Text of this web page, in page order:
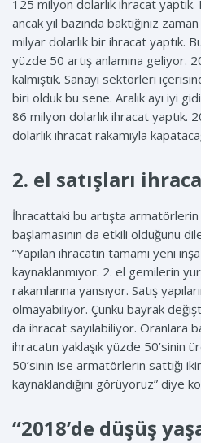
125 milyon dolarlık ihracat
ancak yıl bazında baktığınız
milyar dolarlık bir ihracat yaptık.
yüzde 50 artış anlamına geliyor.
kalmıştık. Sanayi sektörleri
biri olduk bu sene. Aralık ayı iyi
86 milyon dolarlık ihracat yaptık.
dolarlık ihracat rakamıyla
2. el satışları
İhracattaki bu artışta
başlamasının da etkili olduğunu
“Yapılan ihracatın tamamı yeni
kaynaklanmıyor. 2. el gemilerin
rakamlarına yansıyor. Satış
olmayabiliyor. Çünkü bayrak
da ihracat sayılabiliyor. Oranlara
ihracatın yaklaşık yüzde 50’sinin
50’sinin ise armatörlerin sattığı
kaynaklandığını görüyoruz” diye
“2018’de düşüş